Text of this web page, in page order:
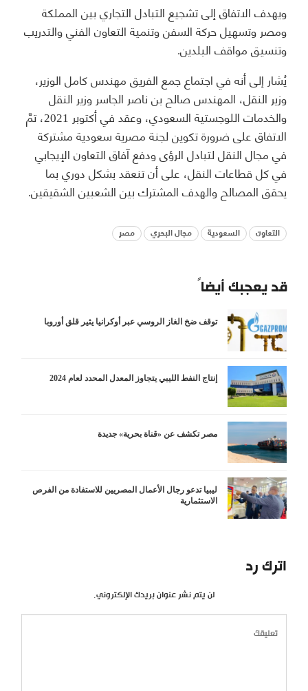
ويهدف الاتفاق إلى تشجيع التبادل التجاري بين المملكة
ومصر وتسهيل حركة السفن وتنمية التعاون الفني والتدريب
وتنسيق مواقف البلدين.
يُشار إلى أنه في اجتماع جمع الفريق مهندس كامل الوزير،
وزير النقل، المهندس صالح بن ناصر الجاسر وزير النقل
والخدمات اللوجستية السعودي، وعقد في أكتوبر 2021، تمَّ
الاتفاق على ضرورة تكوين لجنة مصرية سعودية مشتركة
في مجال النقل لتبادل الرؤى ودفع آفاق التعاون الإيجابي
في كل قطاعات النقل، على أن تنعقد بشكل دوري بما
يحقق المصالح والهدف المشترك بين الشعبين الشقيقين.
التعاون السعودية مجال البحري مصر
قد يعجبك أيضاً
توقف ضخ الغاز الروسي عبر أوكرانيا يثير قلق أوروبا
إنتاج النفط الليبي يتجاوز المعدل المحدد لعام 2024
مصر تكشف عن «قناة بحرية» جديدة
ليبيا تدعو رجال الأعمال المصريين للاستفادة من الفرص
الاستثمارية
اترك رد
لن يتم نشر عنوان بريدك الإلكتروني.